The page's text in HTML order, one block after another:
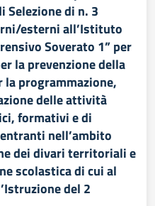
Selezione di n. 3
esterni all’Istituto
Soverato 1” per
la prevenzione della
programmazione,
delle attività
formativi e di
nell’ambito
dei divari territoriali e
scolastica di cui al
del 2